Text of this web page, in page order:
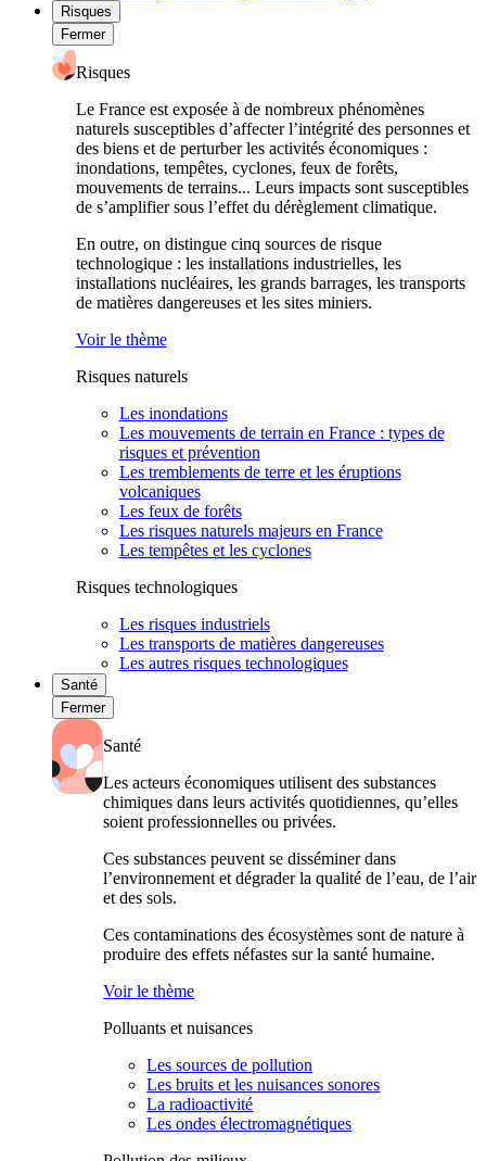
Risques
Fermer
Risques
Le France est exposée à de nombreux phénomènes
naturels susceptibles d’affecter l’intégrité des personnes et
des biens et de perturber les activités économiques :
inondations, tempêtes, cyclones, feux de forêts,
mouvements de terrains... Leurs impacts sont susceptibles
de s’amplifier sous l’effet du dérèglement climatique.
En outre, on distingue cinq sources de risque
technologique : les installations industrielles, les
installations nucléaires, les grands barrages, les transports
de matières dangereuses et les sites miniers.
Voir le thème
Risques naturels
Les inondations
Les mouvements de terrain en France : types de
risques et prévention
Les tremblements de terre et les éruptions
volcaniques
Les feux de forêts
Les risques naturels majeurs en France
Les tempêtes et les cyclones
Risques technologiques
Les risques industriels
Les transports de matières dangereuses
Les autres risques technologiques
Santé
Fermer
Santé
Les acteurs économiques utilisent des substances
chimiques dans leurs activités quotidiennes, qu’elles
soient professionnelles ou privées.
Ces substances peuvent se disséminer dans
l’environnement et dégrader la qualité de l’eau, de l’air
et des sols.
Ces contaminations des écosystèmes sont de nature à
produire des effets néfastes sur la santé humaine.
Voir le thème
Polluants et nuisances
Les sources de pollution
Les bruits et les nuisances sonores
La radioactivité
Les ondes électromagnétiques